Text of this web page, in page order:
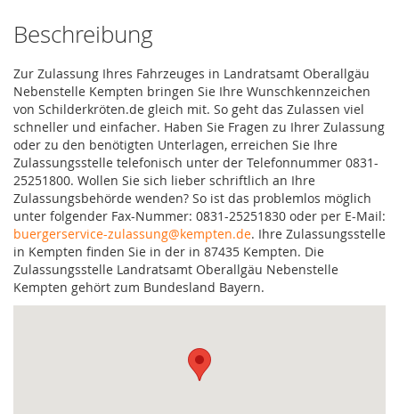
Beschreibung
Zur Zulassung Ihres Fahrzeuges in Landratsamt Oberallgäu
Nebenstelle Kempten bringen Sie Ihre Wunschkennzeichen
von Schilderkröten.de gleich mit. So geht das Zulassen viel
schneller und einfacher. Haben Sie Fragen zu Ihrer Zulassung
oder zu den benötigten Unterlagen, erreichen Sie Ihre
Zulassungsstelle telefonisch unter der Telefonnummer 0831-
25251800. Wollen Sie sich lieber schriftlich an Ihre
Zulassungsbehörde wenden? So ist das problemlos möglich
unter folgender Fax-Nummer: 0831-25251830 oder per E-Mail:
buergerservice-zulassung@kempten.de. Ihre Zulassungsstelle
in Kempten finden Sie in der in 87435 Kempten. Die
Zulassungsstelle Landratsamt Oberallgäu Nebenstelle
Kempten gehört zum Bundesland Bayern.